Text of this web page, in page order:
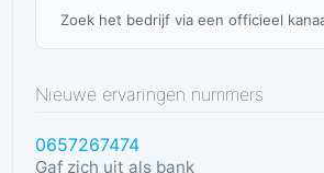
Zoek het bedrijf via een officieel
Nieuwe ervaringen nummers
0657267474
Gaf zich uit als bank